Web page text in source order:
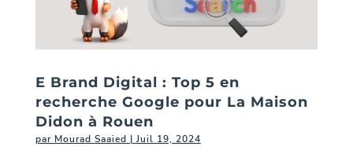
E Brand Digital : Top 5 en
recherche Google pour La Maison
Didon à Rouen
par Mourad Saaied | Juil 19, 2024